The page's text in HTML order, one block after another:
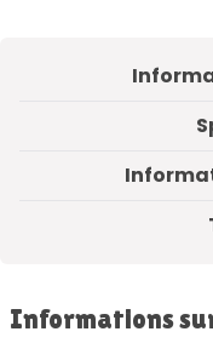
Informations